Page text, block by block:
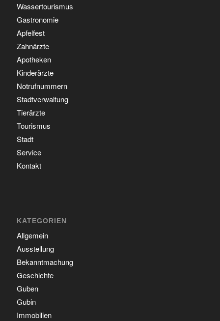
Wassertourismus
Gastronomie
Apfelfest
Zahnärzte
Apotheken
Kinderärzte
Notrufnummern
Stadtverwaltung
Tierärzte
Tourismus
Stadt
Service
Kontakt
KATEGORIEN
Allgemein
Ausstellung
Bekanntmachung
Geschichte
Guben
Gubin
Immobilien